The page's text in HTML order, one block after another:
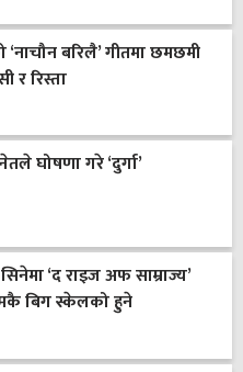
‘नाचौन बरिलै’ गीतमा छमछमी
र रिस्ता
घोषणा गरे ‘दुर्गा’
‘द राइज अफ साम्राज्य’
बिग स्केलको हुने